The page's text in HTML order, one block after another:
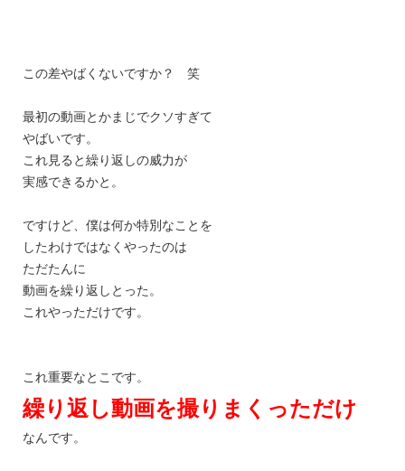
この差やばくないですか？ 笑
最初の動画とかまじでクソすぎて
やばいです。
これ見ると繰り返しの威力が
実感できるかと。
ですけど、僕は何か特別なことを
したわけではなくやったのは
ただたんに
動画を繰り返しとった。
これやっただけです。
これ重要なとこです。
繰り返し動画を撮りまくっただけ
なんです。